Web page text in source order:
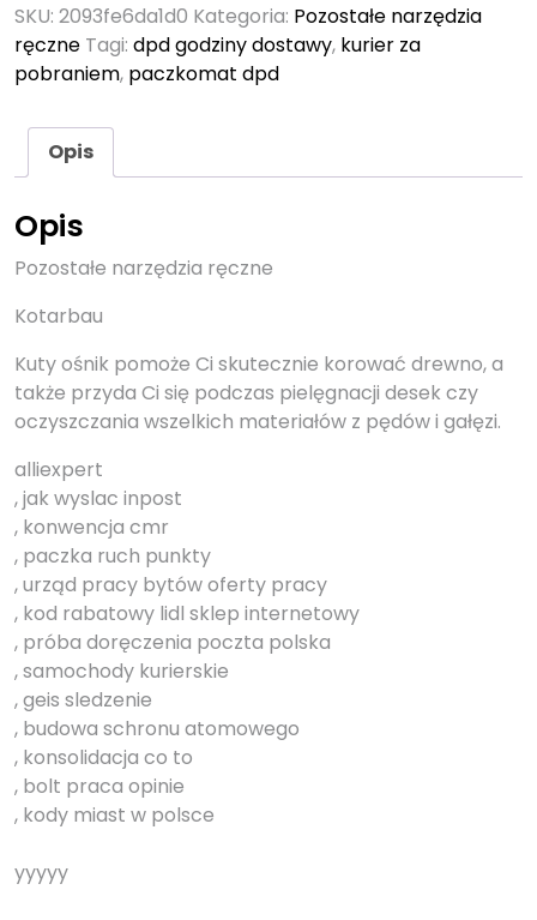
SKU: 2093fe6da1d0 Kategoria: Pozostałe narzędzia
ręczne Tagi: dpd godziny dostawy, kurier za
pobraniem, paczkomat dpd
Opis
Opis
Pozostałe narzędzia ręczne
Kotarbau
Kuty ośnik pomoże Ci skutecznie korować drewno, a
także przyda Ci się podczas pielęgnacji desek czy
oczyszczania wszelkich materiałów z pędów i gałęzi.
alliexpert
, jak wyslac inpost
, konwencja cmr
, paczka ruch punkty
, urząd pracy bytów oferty pracy
, kod rabatowy lidl sklep internetowy
, próba doręczenia poczta polska
, samochody kurierskie
, geis sledzenie
, budowa schronu atomowego
, konsolidacja co to
, bolt praca opinie
, kody miast w polsce
yyyyy